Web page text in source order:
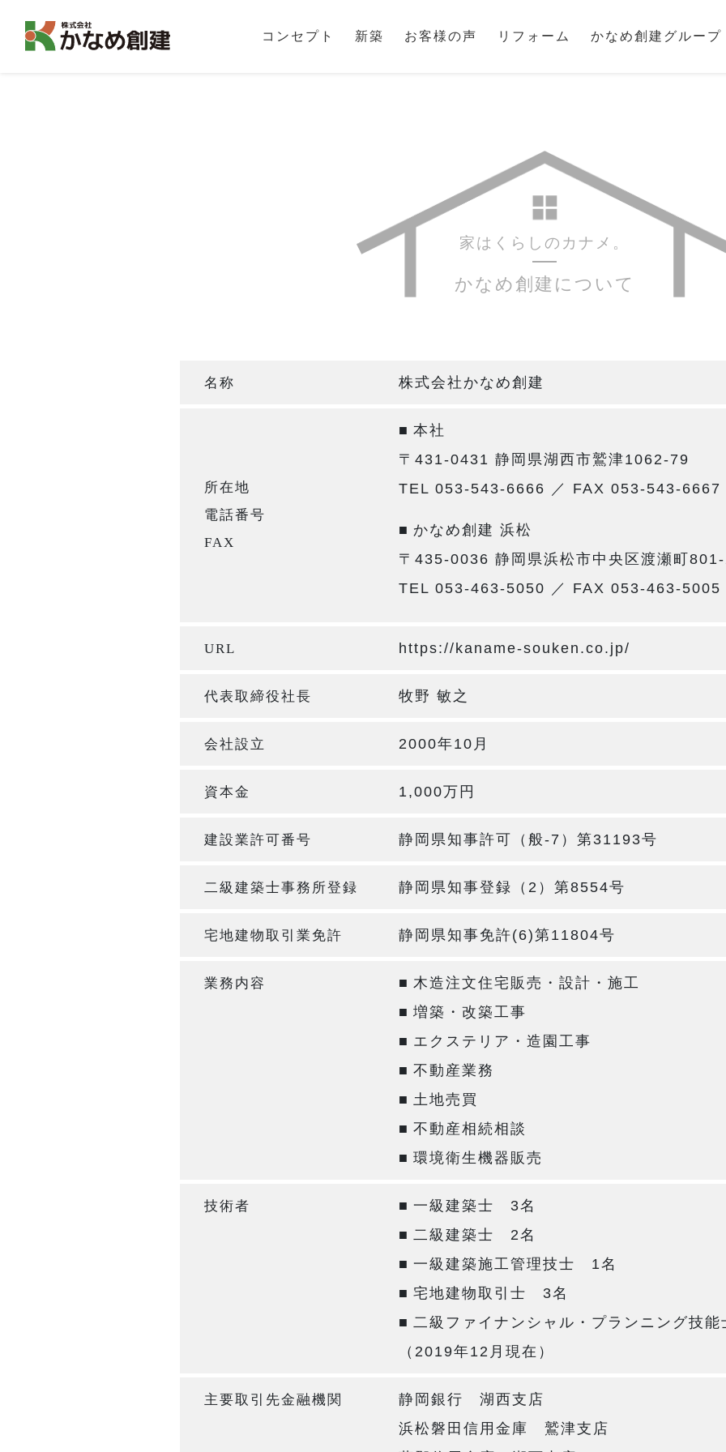
コンセプト 新築 お客様の声 リフォーム かなめ創建グループ
家はくらしのカナメ。
かなめ創建について
名称 株式会社かなめ創建
所在地
電話番号
FAX
■ 本社
〒431-0431 静岡県湖西市鷲津1062-79
TEL 053-543-6666 ／ FAX 053-543-6667
■ かなめ創建 浜松
〒435-0036 静岡県浜松市中央区渡瀬町
TEL 053-463-5050 ／ FAX 053-463-5005
URL https://kaname-souken.co.jp/
代表取締役社長 牧野 敏之
会社設立 2000年10月
資本金 1,000万円
建設業許可番号 静岡県知事許可（般-7）第31193号
二級建築士事務所登録 静岡県知事登録（2）第8554号
宅地建物取引業免許 静岡県知事免許(6)第11804号
業務内容 ■ 木造注文住宅販売・設計・施工
■ 増築・改築工事
■ エクステリア・造園工事
■ 不動産業務
■ 土地売買
■ 不動産相続相談
■ 環境衛生機器販売
技術者 ■ 一級建築士 3名
■ 二級建築士 2名
■ 一級建築施工管理技士 1名
■ 宅地建物取引士 3名
■ 二級ファイナンシャル・プランニング技
（2019年12月現在）
主要取引先金融機関
静岡銀行 湖西支店
浜松磐田信用金庫 鷲津支店